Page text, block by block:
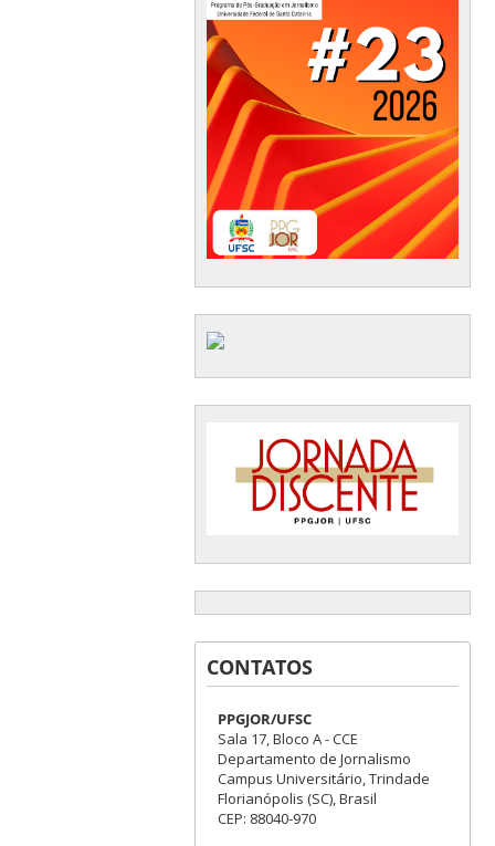
CONTATOS
PPGJOR/UFSC
Sala 17, Bloco A - CCE
Departamento de Jornalismo
Campus Universitário, Trindade
Florianópolis (SC), Brasil
CEP: 88040-970